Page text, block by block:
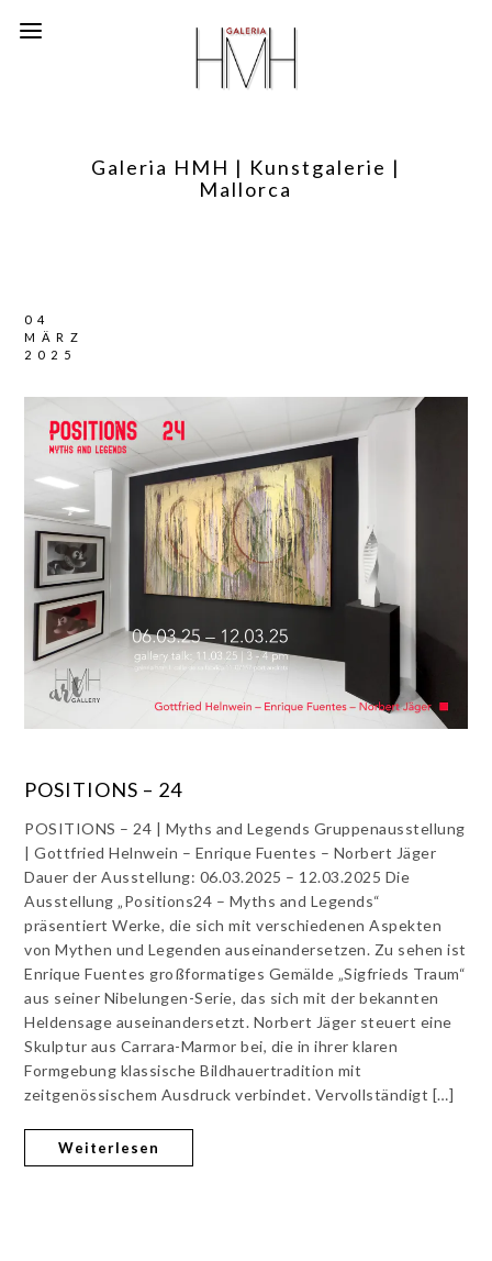
Galeria HMH | Kunstgalerie |
Mallorca
04
MÄRZ
2025
POSITIONS – 24
POSITIONS – 24 | Myths and Legends Gruppenausstellung
| Gottfried Helnwein – Enrique Fuentes – Norbert Jäger
Dauer der Ausstellung: 06.03.2025 – 12.03.2025 Die
Ausstellung „Positions24 – Myths and Legends“
präsentiert Werke, die sich mit verschiedenen Aspekten
von Mythen und Legenden auseinandersetzen. Zu sehen ist
Enrique Fuentes großformatiges Gemälde „Sigfrieds Traum“
aus seiner Nibelungen-Serie, das sich mit der bekannten
Heldensage auseinandersetzt. Norbert Jäger steuert eine
Skulptur aus Carrara-Marmor bei, die in ihrer klaren
Formgebung klassische Bildhauertradition mit
zeitgenössischem Ausdruck verbindet. Vervollständigt […]
Weiterlesen